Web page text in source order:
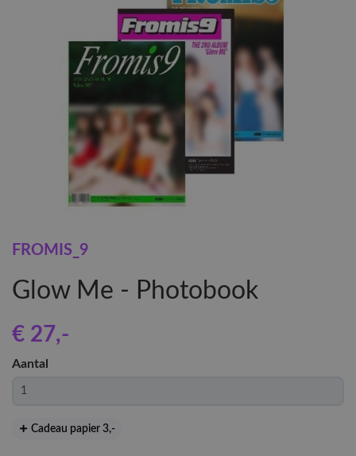
FROMIS_9
Glow Me - Photobook
€ 27,-
Aantal
Cadeau papier 3,-